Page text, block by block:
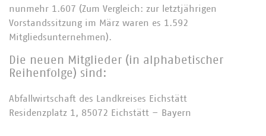
nunmehr 1.607 (Zum Vergleich: zur letztjährigen
Vorstandssitzung im März waren es 1.592
Mitgliedsunternehmen).
Die neuen Mitglieder (in alphabetischer
Reihenfolge) sind:
Abfallwirtschaft des Landkreises Eichstätt
Residenzplatz 1, 85072 Eichstätt – Bayern